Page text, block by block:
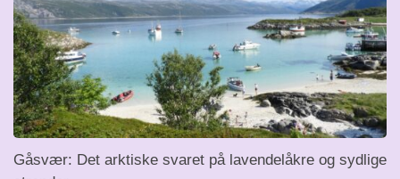
Gåsvær: Det arktiske svaret på lavendelåkre og sydlige